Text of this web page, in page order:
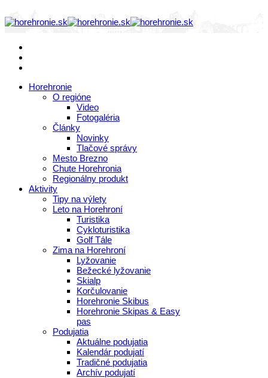
Horehronie
O regióne
Video
Fotogaléria
Články
Novinky
Tlačové správy
Mesto Brezno
Chute Horehronia
Regionálny produkt
Aktivity
Tipy na výlety
Leto na Horehroní
Turistika
Cykloturistika
Golf Tále
Zima na Horehroní
Lyžovanie
Bežecké lyžovanie
Skialp
Korčulovanie
Horehronie Skibus
Horehronie Skipas & Easy
pas
Podujatia
Aktuálne podujatia
Kalendár podujatí
Tradičné podujatia
Archív podujatí